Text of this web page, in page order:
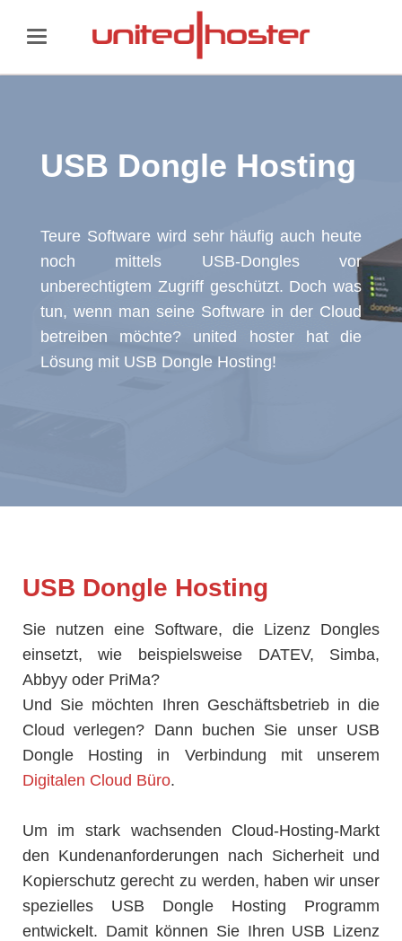
USB Dongle Hosting
Teure Software wird sehr häufig auch heute
noch mittels USB-Dongles vor
unberechtigtem Zugriff geschützt. Doch was
tun, wenn man seine Software in der Cloud
betreiben möchte? united hoster hat die
Lösung mit USB Dongle Hosting!
USB Dongle Hosting
Sie nutzen eine Software, die Lizenz Dongles
einsetzt, wie beispielsweise DATEV, Simba,
Abbyy oder PriMa?
Und Sie möchten Ihren Geschäftsbetrieb in die
Cloud verlegen? Dann buchen Sie unser USB
Dongle Hosting in Verbindung mit unserem
Digitalen Cloud Büro.
Um im stark wachsenden Cloud-Hosting-Markt
den Kundenanforderungen nach Sicherheit und
Kopierschutz gerecht zu werden, haben wir unser
spezielles USB Dongle Hosting Programm
entwickelt. Damit können Sie Ihren USB Lizenz